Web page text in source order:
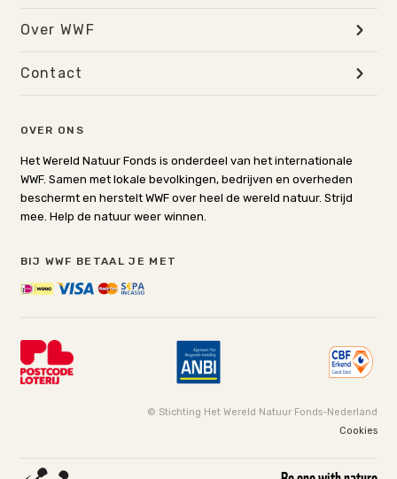
OVER ONS
Het Wereld Natuur Fonds is onderdeel van het internationale
WWF. Samen met lokale bevolkingen, bedrijven en overheden
beschermt en herstelt WWF over heel de wereld natuur. Strijd
mee. Help de natuur weer winnen.
BIJ WWF BETAAL JE MET
Over WWF
Contact
© Stichting Het Wereld Natuur Fonds-Nederland
Cookies